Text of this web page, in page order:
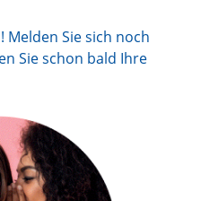
Melden Sie sich noch
Sie schon bald Ihre